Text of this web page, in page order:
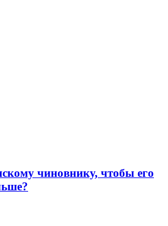
чиновнику, чтобы его